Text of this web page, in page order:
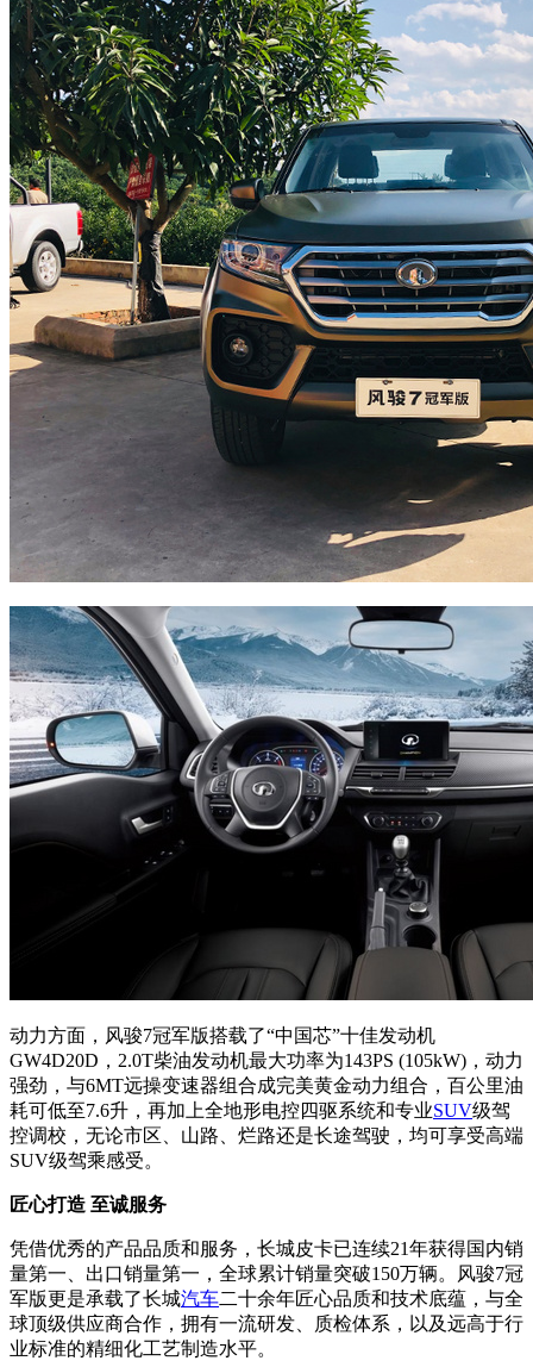
动力方面，风骏7冠军版搭载了“中国芯”十佳发动机
GW4D20D，2.0T柴油发动机最大功率为143PS (105kW)，动力
强劲，与6MT远操变速器组合成完美黄金动力组合，百公里油
耗可低至7.6升，再加上全地形电控四驱系统和专业SUV级驾
控调校，无论市区、山路、烂路还是长途驾驶，均可享受高端
SUV级驾乘感受。
匠心打造 至诚服务
凭借优秀的产品品质和服务，长城皮卡已连续21年获得国内销
量第一、出口销量第一，全球累计销量突破150万辆。风骏7冠
军版更是承载了长城汽车二十余年匠心品质和技术底蕴，与全
球顶级供应商合作，拥有一流研发、质检体系，以及远高于行
业标准的精细化工艺制造水平。